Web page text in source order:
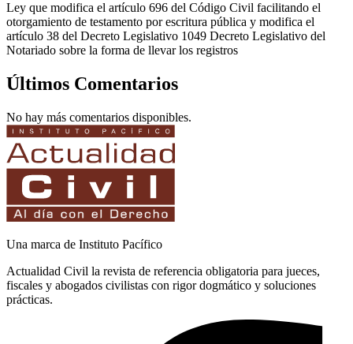
Ley que modifica el artículo 696 del Código Civil facilitando el
otorgamiento de testamento por escritura pública y modifica el
artículo 38 del Decreto Legislativo 1049 Decreto Legislativo del
Notariado sobre la forma de llevar los registros
Últimos Comentarios
No hay más comentarios disponibles.
Una marca de Instituto Pacífico
Actualidad Civil la revista de referencia obligatoria para jueces,
fiscales y abogados civilistas con rigor dogmático y soluciones
prácticas.